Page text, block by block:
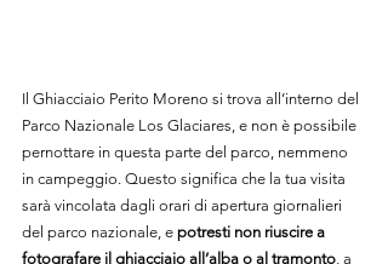
Il Ghiacciaio Perito Moreno si trova all’interno del
Parco Nazionale Los Glaciares, e non è possibile
pernottare in questa parte del parco, nemmeno
in campeggio. Questo significa che la tua visita
sarà vincolata dagli orari di apertura giornalieri
del parco nazionale, e potresti non riuscire a
fotografare il ghiacciaio all’alba o al tramonto, a